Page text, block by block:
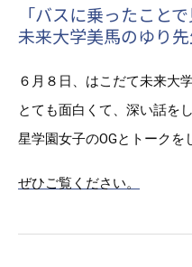
「バスに乗ったこと
未来大学美馬のゆり
６月８日、 はこだて未来大
とても面白くて、深い話を
星学園女子のOGとトークを
ぜひご覧ください。